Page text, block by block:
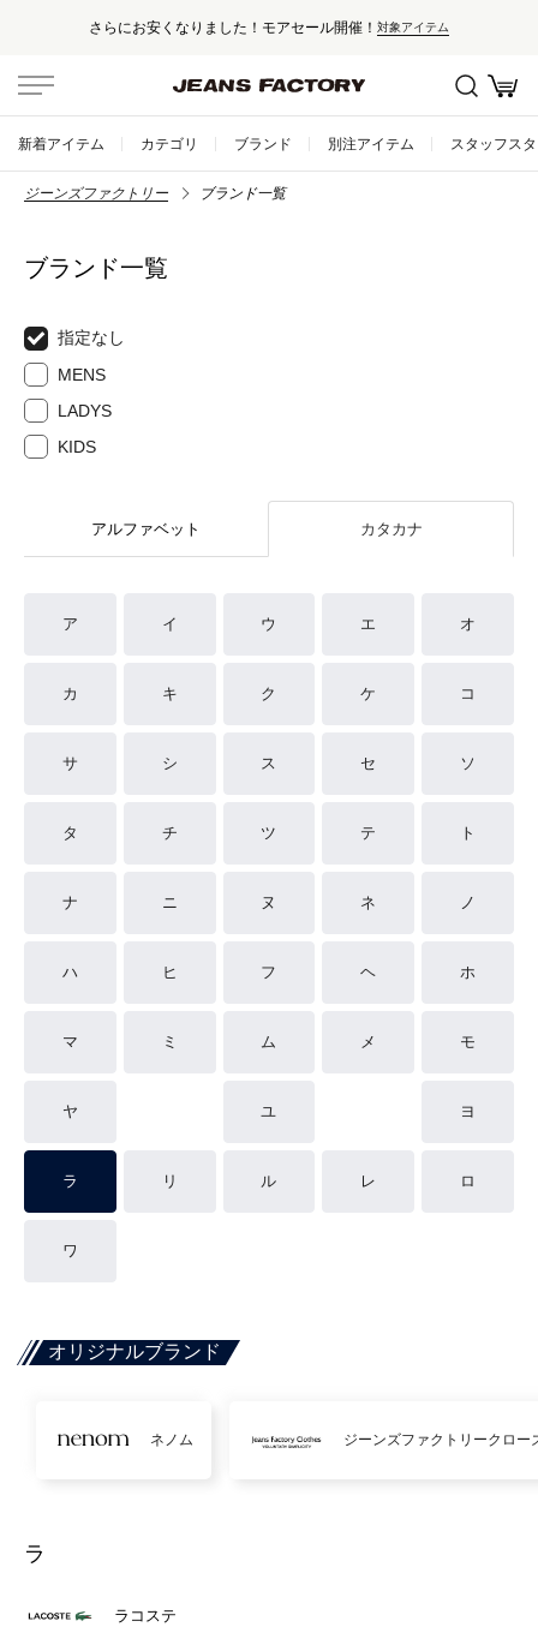
さらにお安くなりました！モアセール開催！ 対象アイテム
新着アイテム カテゴリ ブランド 別注アイテム スタッフス
ジーンズファクトリー ブランド一覧
ブランド一覧
指定なし
MENS
LADYS
KIDS
アルファベット カタカナ
ア イ ウ エ オ
カ キ ク ケ コ
サ シ ス セ ソ
タ チ ツ テ ト
ナ ニ ヌ ネ ノ
ハ ヒ フ ヘ ホ
マ ミ ム メ モ
ヤ ユ ヨ
ラ リ ル レ ロ
ワ
オリジナルブランド
ネノム ジーンズファクトリークロー
ラ
ラコステ